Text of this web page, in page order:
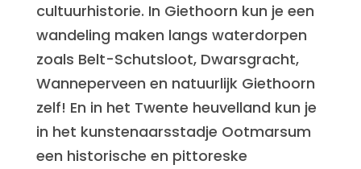
cultuurhistorie. In Giethoorn kun je een
wandeling maken langs waterdorpen
zoals Belt-Schutsloot, Dwarsgracht,
Wanneperveen en natuurlijk Giethoorn
zelf! En in het Twente heuvelland kun je
in het kunstenaarsstadje Ootmarsum
een historische en pittoreske